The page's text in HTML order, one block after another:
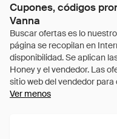
Cupones, códigos
Vanna
Ver menos